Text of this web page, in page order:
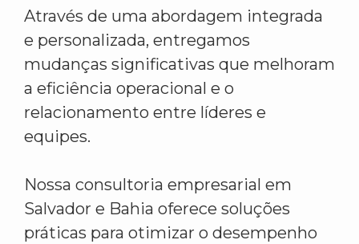
Através de uma abordagem integrada
e personalizada, entregamos
mudanças significativas que melhoram
a eficiência operacional e o
relacionamento entre líderes e
equipes.
Nossa consultoria empresarial em
Salvador e Bahia oferece soluções
práticas para otimizar o desempenho